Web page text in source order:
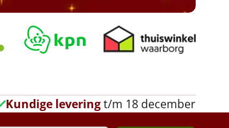
Kundige leveringt/m 18 december